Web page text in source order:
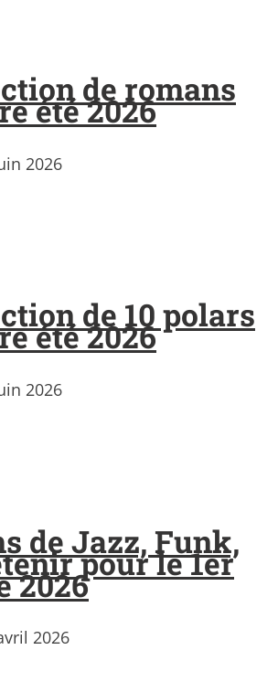
de romans
été 2026
2026
de 10 polars
été 2026
2026
de Jazz, Funk,
pour le 1er
2026
2026